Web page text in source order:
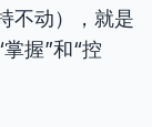
不动），就是
握”和“控